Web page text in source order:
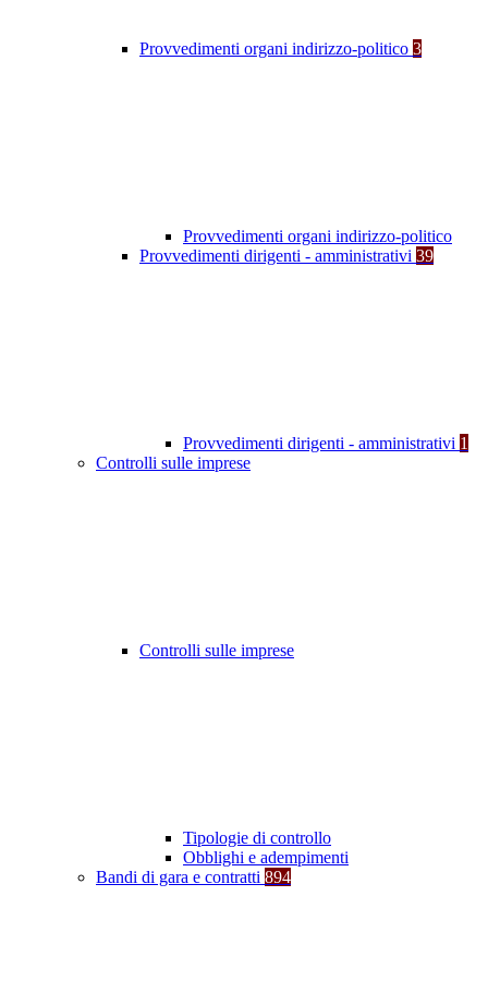
Provvedimenti organi indirizzo-politico 3
Provvedimenti organi indirizzo-politico
Provvedimenti dirigenti - amministrativi 39
Provvedimenti dirigenti - amministrativi 1
Controlli sulle imprese
Controlli sulle imprese
Tipologie di controllo
Obblighi e adempimenti
Bandi di gara e contratti 894